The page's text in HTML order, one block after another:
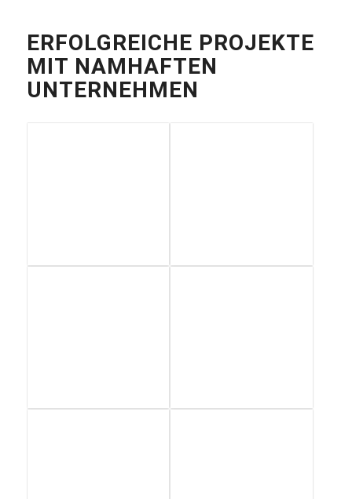
ERFOLGREICHE PROJEKTE
MIT NAMHAFTEN
UNTERNEHMEN